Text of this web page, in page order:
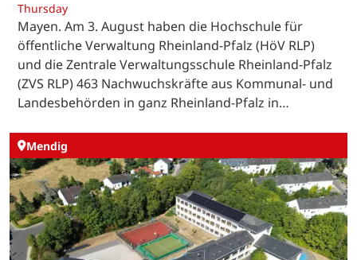
Thursday
Mayen. Am 3. August haben die Hochschule für
öffentliche Verwaltung Rheinland-Pfalz (HöV RLP)
und die Zentrale Verwaltungsschule Rheinland-Pfalz
(ZVS RLP) 463 Nachwuchskräfte aus Kommunal- und
Landesbehörden in ganz Rheinland-Pfalz in…
Mendig